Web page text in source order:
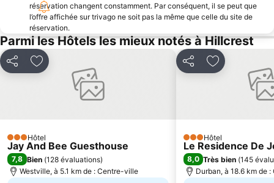
réservation changent constamment. Par conséquent, il se peut que
l’offre affichée sur trivago ne soit pas la même que celle du site de
réservation.
Parmi les Hôtels les mieux notés à Hillcrest
PartagerAjouter à mes favoris
3 Étoiles
Hôtel
Jay And Bee Guesthouse
7,8 Bien (128 évaluations)
Westville, à 5.1 km de : Centre-ville
PartagerAjouter à
3 Étoiles
Hôtel
Le Residence De
8,0 Très bien (145
Durban, à 18.6 km de